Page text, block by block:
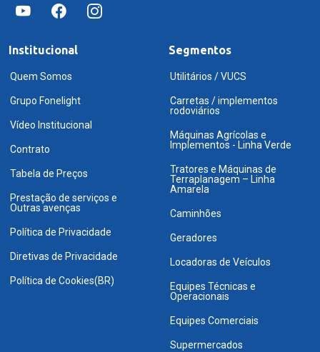
Institucional
Quem Somos
Grupo Fonelight
Vídeo Institucional
Contrato
Tabela de Preços
Prestação de serviços e
Outras avenças
Política de Privacidade
Diretivas de Privacidade
Política de Cookies(BR)
Segmentos
Utilitários / VUCS
Carretas / implementos
rodoviários
Máquinas Agrícolas e
Implementos - Linha Verde
Tratores e Máquinas de
Terraplanagem – Linha
Amarela
Caminhões
Geradores
Locadoras de Veículos
Equipes Técnicas e
Operacionais
Equipes Comerciais
Supermercados